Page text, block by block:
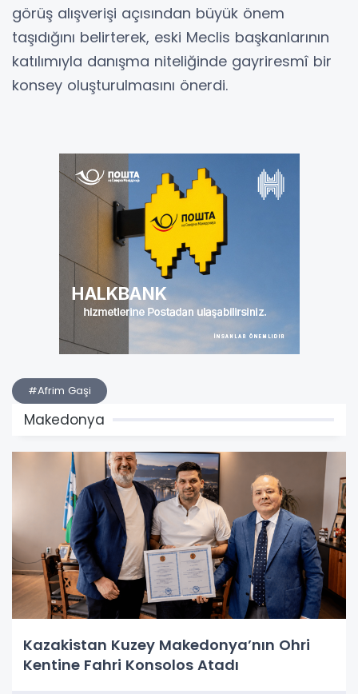
görüş alışverişi açısından büyük önem
taşıdığını belirterek, eski Meclis başkanlarının
katılımıyla danışma niteliğinde gayriresmî bir
konsey oluşturulmasını önerdi.
#Afrim Gaşi
Makedonya
Kazakistan Kuzey Makedonya’nın Ohri
Kentine Fahri Konsolos Atadı